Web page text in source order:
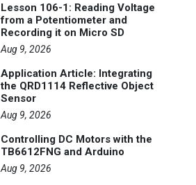
Lesson 106-1: Reading Voltage
from a Potentiometer and
Recording it on Micro SD
Aug 9, 2026
Application Article: Integrating
the QRD1114 Reflective Object
Sensor
Aug 9, 2026
Controlling DC Motors with the
TB6612FNG and Arduino
Aug 9, 2026